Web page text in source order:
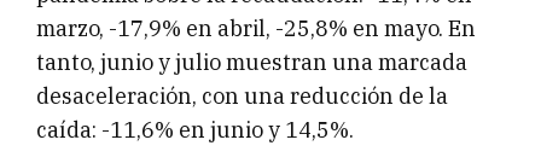
marzo, -17,9% en abril, -25,8% en mayo. En
tanto, junio y julio muestran una marcada
desaceleración, con una reducción de la
caída: -11,6% en junio y 14,5%.